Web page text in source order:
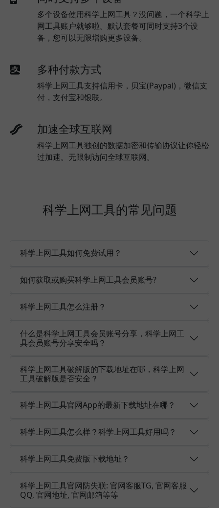
多个设备使用科学上网工具？没问题，一个科学上
网工具账户就够啦。默认套餐可同时支持3个设
备，您可以无限增购更多设备。
多种付款方式
科学上网工具支持信用卡，贝宝(Paypal)，微信支
付，支付宝和银联。
加速全球互联网
科学上网工具独创的数据加密和传输协议让你轻松
过加速。无限制访问全球互联网。
科学上网工具的常见问题
科学上网工具如何免费试用？
如何获取或购买科学上网工具会员账号?
科学上网工具怎么注册？
什么是科学上网工具会员账号分享，科学上网工
具会员账号分享安全吗？
科学上网工具破解版的下载地址在哪，科学上网
工具破解版是否安全？
科学上网工具官网App的最新下载地址在哪？
科学上网工具怎么样？科学上网工具好用吗？
科学上网工具免费版下载地址？
科学上网工具官网防失联: 官网客服TG, 官网客服
QQ, 官网地址, 官网邮箱等等